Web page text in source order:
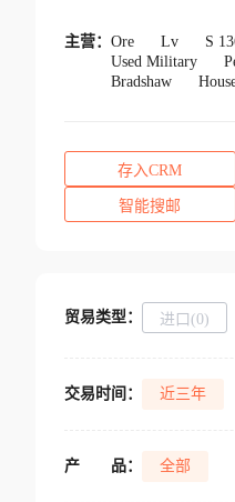
主营： Ore Lv
S
Used Military
Bradshaw
存入CRM
智能搜邮
贸易类型： 进口(0)
交易时间： 近三年
产 品： 全部